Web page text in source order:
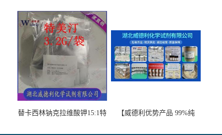
图谱检测方法现货供应咨询
张军52-67-5
替卡西林钠克拉维酸钾15:1特
【威德利优势产品 99%纯